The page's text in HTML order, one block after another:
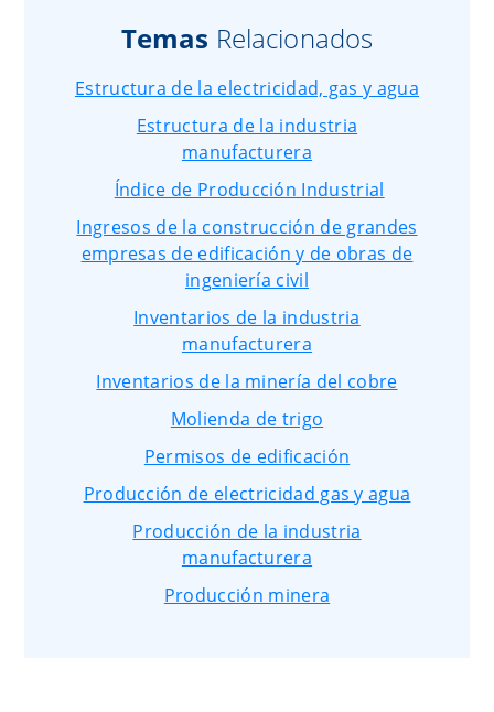
Temas Relacionados
Estructura de la electricidad, gas y agua
Estructura de la industria
manufacturera
Índice de Producción Industrial
Ingresos de la construcción de grandes
empresas de edificación y de obras de
ingeniería civil
Inventarios de la industria
manufacturera
Inventarios de la minería del cobre
Molienda de trigo
Permisos de edificación
Producción de electricidad gas y agua
Producción de la industria
manufacturera
Producción minera